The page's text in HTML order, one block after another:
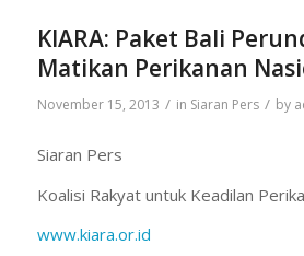
KIARA: Paket Bali
Matikan Perikanan
November 15, 2013 / in Siaran Pers / by
Siaran Pers
Koalisi Rakyat untuk Keadilan
www.kiara.or.id